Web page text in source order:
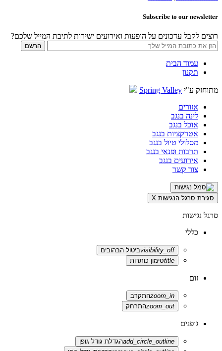
Subscribe to our newsletter
רוצים לקבל עדכונים על הופעות ואירועים ישירות לתיבת המייל שלכם?
עמוד הבית
תקנון
מתוחזק ע"י Spring Valley
אזורים
לינה בנגב
אוכל בנגב
אטרקציות בנגב
מסלולי טיול בנגב
תרבות ופנאי בנגב
אירועים בנגב
צור קשר
סגירת סרגל הנגישות X
סרגל נגישות
כללי
visibility_offביטול הבהובים
titleסימון כותרות
זום
zoom_inהתקרב
zoom_outהתרחק
גופנים
add_circle_outlineהגדלת גודל גופן